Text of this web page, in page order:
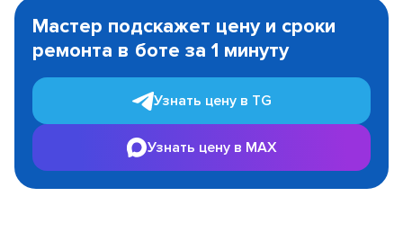
1
Мастер подскажет цену и сроки
ремонта в боте за 1 минуту
Узнать цену в TG
Узнать цену в MAX